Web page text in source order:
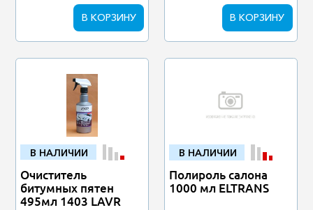
В КОРЗИНУ В КОРЗИНУ
В НАЛИЧИИ
Очиститель
битумных пятен
495мл 1403 LAVR
В НАЛИЧИИ
Полироль салона
1000 мл ELTRANS